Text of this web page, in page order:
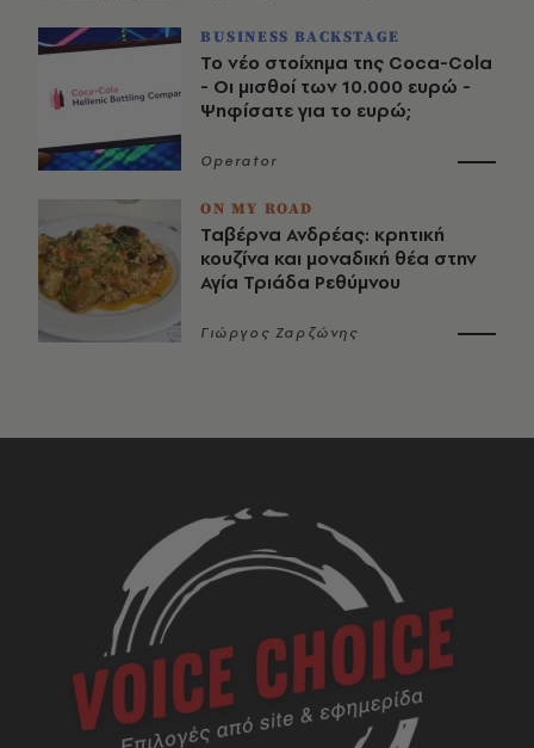
BUSINESS BACKSTAGE
Το νέο στοίχημα της Coca-Cola
- Οι μισθοί των 10.000 ευρώ -
Ψηφίσατε για το ευρώ;
Operator
ON MY ROAD
Ταβέρνα Ανδρέας: κρητική
κουζίνα και μοναδική θέα στην
Αγία Τριάδα Ρεθύμνου
Γιώργος Ζαρζώνης